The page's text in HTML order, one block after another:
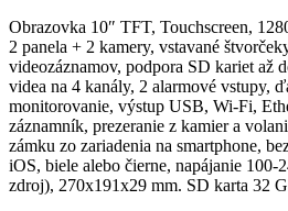
Obrazovka 10″ TFT, Touchscreen,
2 panela + 2 kamery, vstavané
videozáznamov, podpora SD kariet až
videa na 4 kanály, 2 alarmové vstupy,
monitorovanie, výstup USB, Wi-Fi,
záznamník, prezeranie z kamier a
zámku zo zariadenia na smartphone,
iOS, biele alebo čierne, napájanie 100-
zdroj), 270x191x29 mm. SD karta 32